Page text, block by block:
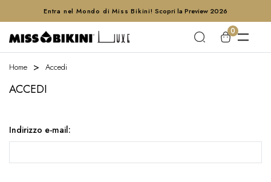
Entra nel Mondo di Miss Bikini! Scopri la Preview 2026
0
Home Accedi
ACCEDI
Indirizzo e-mail: